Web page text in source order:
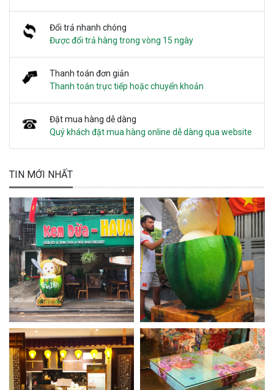
Đổi trả nhanh chóng
Được đổi trả hàng trong vòng 15 ngày
Thanh toán đơn giản
Thanh toán trực tiếp hoặc chuyển khoản
Đặt mua hàng dễ dàng
Quý khách đặt mua hàng online dễ dàng qua website
TIN MỚI NHẤT